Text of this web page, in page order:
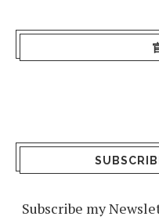
Subscribe my